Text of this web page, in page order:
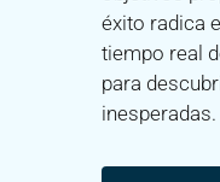
éxito radica
tiempo real
para
inesperadas.